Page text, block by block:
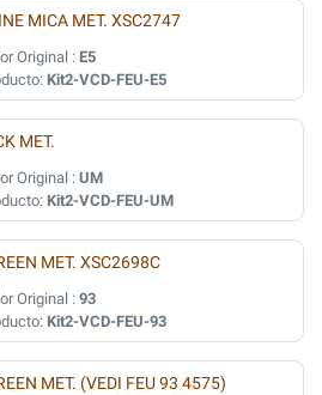
MICA MET. XSC2747
Original : E5
Kit2-VCD-FEU-E5
MET.
Original :UM
Kit2-VCD-FEU-UM
MET. XSC2698C
Original :93
Kit2-VCD-FEU-93
MET. (VEDI FEU 93 4575)